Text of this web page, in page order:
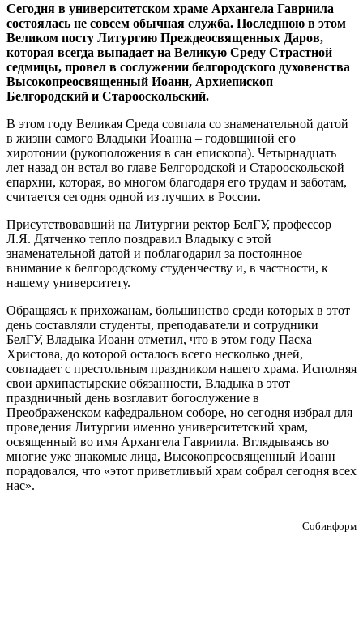
Сегодня в университетском храме Архангела Гавриила
состоялась не совсем обычная служба. Последнюю в этом
Великом посту Литургию Преждеосвященных Даров,
которая всегда выпадает на Великую Среду Страстной
седмицы, провел в сослужении белгородского духовенства
Высокопреосвященный Иоанн, Архиепископ
Белгородский и Старооскольский.
В этом году Великая Среда совпала со знаменательной датой
в жизни самого Владыки Иоанна – годовщиной его
хиротонии (рукоположения в сан епископа). Четырнадцать
лет назад он встал во главе Белгородской и Старооскольской
епархии, которая, во многом благодаря его трудам и заботам,
считается сегодня одной из лучших в России.
Присутствовавший на Литургии ректор БелГУ, профессор
Л.Я. Дятченко тепло поздравил Владыку с этой
знаменательной датой и поблагодарил за постоянное
внимание к белгородскому студенчеству и, в частности, к
нашему университету.
Обращаясь к прихожанам, большинство среди которых в этот
день составляли студенты, преподаватели и сотрудники
БелГУ, Владыка Иоанн отметил, что в этом году Пасха
Христова, до которой осталось всего несколько дней,
совпадает с престольным праздником нашего храма. Исполняя
свои архипастырские обязанности, Владыка в этот
праздничный день возглавит богослужение в
Преображенском кафедральном соборе, но сегодня избрал для
проведения Литургии именно университетский храм,
освященный во имя Архангела Гавриила. Вглядываясь во
многие уже знакомые лица, Высокопреосвященный Иоанн
порадовался, что «этот приветливый храм собрал сегодня всех
нас».
Собинформ